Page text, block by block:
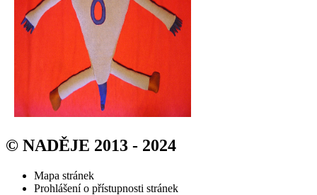
© NADĚJE 2013 - 2024
Mapa stránek
Prohlášení o přístupnosti stránek